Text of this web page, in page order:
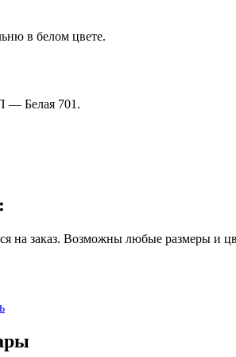
в белом цвете.
— Белая 701.
на заказ. Возможны любые размеры и